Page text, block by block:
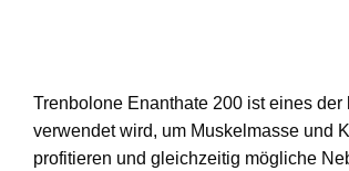
Trenbolone Enanthate 200 ist eines
verwendet wird, um Muskelmasse und
profitieren und gleichzeitig mögliche